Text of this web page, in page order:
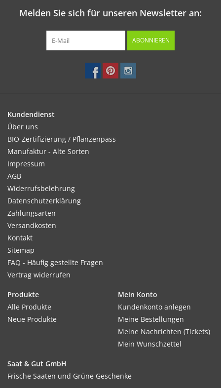
Melden Sie sich für unseren Newsletter an:
ABONNIEREN
Kundendienst
Über uns
BIO-Zertifizierung / Pflanzenpass
Manufaktur - Alte Sorten
Impressum
AGB
Widerrufsbelehrung
Datenschutzerklärung
Zahlungsarten
Versandkosten
Kontakt
Sitemap
FAQ - Häufig gestellte Fragen
Vertrag widerrufen
Produkte
Alle Produkte
Neue Produkte
Mein Konto
Kundenkonto anlegen
Meine Bestellungen
Meine Nachrichten (Tickets)
Mein Wunschzettel
Saat & Gut GmbH
Frische Saaten und Grüne Geschenke